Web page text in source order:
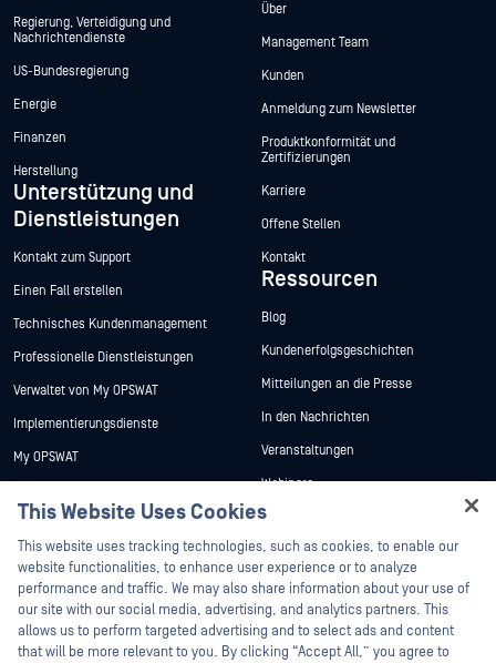
Regierung, Verteidigung und
Nachrichtendienste
US-Bundesregierung
Energie
Finanzen
Herstellung
Unterstützung und
Dienstleistungen
Kontakt zum Support
Einen Fall erstellen
Technisches Kundenmanagement
Professionelle Dienstleistungen
Verwaltet von My OPSWAT
Implementierungsdienste
My OPSWAT
Ausbildung
Programm zur Behebung von
Sicherheitslücken
Partner
Zertifizierung
Über
Management Team
Kunden
Anmeldung zum Newsletter
Produktkonformität und
Zertifizierungen
Karriere
Offene Stellen
Kontakt
Ressourcen
Blog
Kundenerfolgsgeschichten
Mitteilungen an die Presse
In den Nachrichten
Veranstaltungen
Webinare
Datenblätter
Weiße Papiere
Kostenlose Tools
This Website Uses Cookies
This website uses tracking technologies, such as cookies, to enable our
website functionalities, to enhance user experience or to analyze
performance and traffic. We may also share information about your use of
our site with our social media, advertising, and analytics partners. This
allows us to perform targeted advertising and to select ads and content
that will be more relevant to you. By clicking “Accept All,” you agree to
Hey there!
I'm Ozzy, your OPSWAT virtual assistant.
How can I help you secure what's critical
today?